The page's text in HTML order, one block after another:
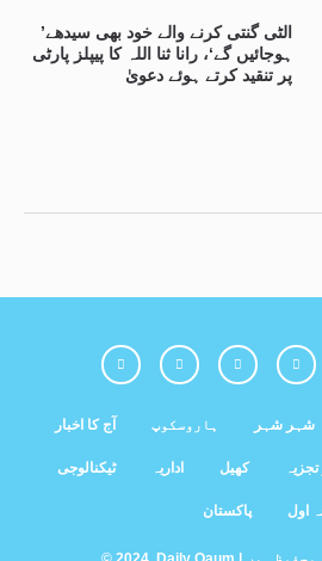
’الٹی گنتی کرنے والے خود بھی سیدھے
ہوجائیں گے‘، رانا ثنا اللہ کا پیپلز پارٹی
پر تنقید کرتے ہوئے دعویٰ
آج کا اخبار ہاروسکوپ شہر شہر
ٹیکنالوجی اداریہ کھیل
پاکستان اول